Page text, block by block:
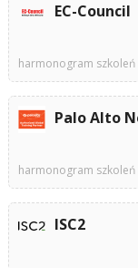
EC-Council
harmonogram szkoleń
Palo Alto
harmonogram szkoleń
ISC2